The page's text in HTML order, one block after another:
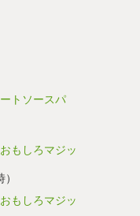
トソースパ
もしろマジッ
もしろマジッ